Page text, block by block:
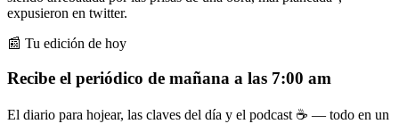
expusieron en twitter.
📰 Tu edición de hoy
Recibe el periódico de mañana a las 7:00 am
El diario para hojear, las claves del día y el podcast ☕ — todo en un